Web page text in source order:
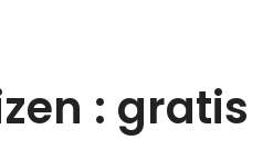
: gratis